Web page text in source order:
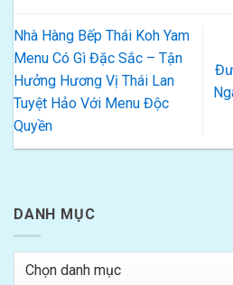
Nhà Hàng Bếp Thái Koh Yam
Menu Có Gì Đặc Sắc – Tận
Hưởng Hương Vị Thái Lan
Tuyệt Hảo Với Menu Độc
Quyền
DANH MỤC
Danh